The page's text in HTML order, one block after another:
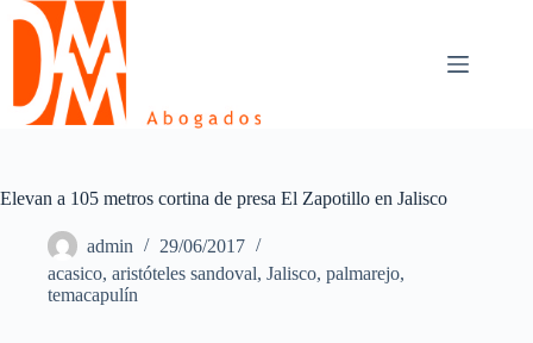
Skip
content
Elevan a 105 metros cortina de presa El Zapotillo en Jalisco
admin
29/06/2017
acasico, aristóteles sandoval, Jalisco, palmarejo,
temacapulín